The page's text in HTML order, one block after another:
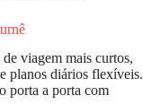
viagem mais curtos,
planos diários flexíveis.
porta a porta com